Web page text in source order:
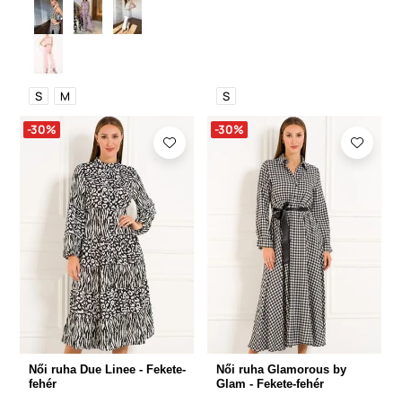
S M S
-30%
Női ruha Due Linee - Fekete-
fehér
-30%
Női ruha Glamorous by
Glam - Fekete-fehér